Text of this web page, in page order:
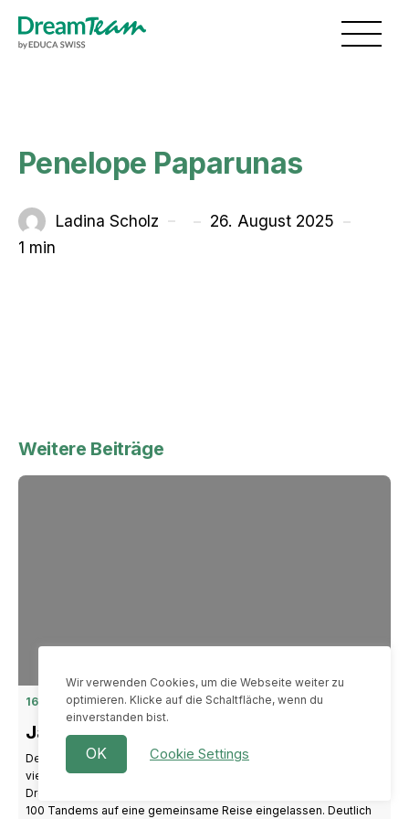
Penelope Paparunas
Von
Ladina Scholz unter26. August 2025
1 min
Weitere Beiträge
16. Juni 2026
Jahresbericht 2025
Der Jahresbericht 2025 von DreamTeam ist da! In einer Zeit, in der
viel über Zukunftskompetenzen diskutiert wird, schafft
DreamTeam reale Lern- und Chancenräume. 2025 haben sich über
100 Tandems auf eine gemeinsame Reise eingelassen. Deutlich
Wir verwenden Cookies, um die Webseite weiter zu
optimieren. Klicke auf die Schaltfläche, wenn du
einverstanden bist.
OK Cookie Settings